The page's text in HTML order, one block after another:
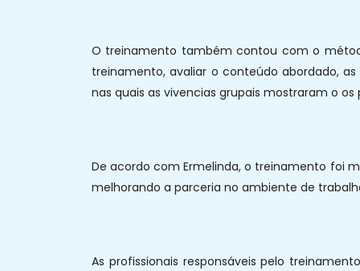
O treinamento também contou com o
treinamento, avaliar o conteúdo abordado,
nas quais as vivencias grupais mostraram o
De acordo com Ermelinda, o treinamento foi
melhorando a parceria no ambiente de
As profissionais responsáveis pelo